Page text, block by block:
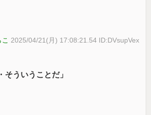
2025/04/21(月) 17:08:21.54 ID:DVsupVex
そういうことだ」